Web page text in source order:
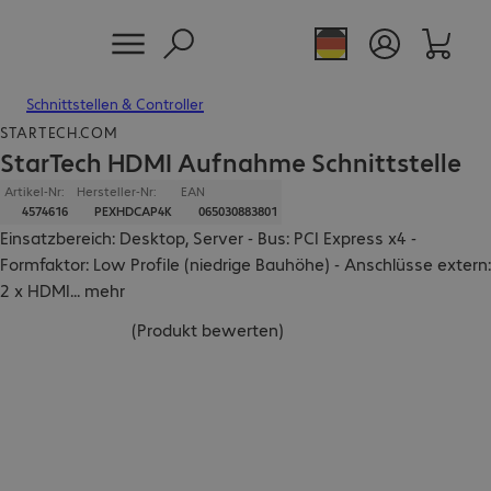
Schnittstellen & Controller
STARTECH.COM
StarTech HDMI Aufnahme Schnittstelle
Artikel-Nr:
4574616
Hersteller-Nr:
PEXHDCAP4K
EAN
065030883801
Einsatzbereich: Desktop, Server - Bus: PCI Express x4 -
Formfaktor: Low Profile (niedrige Bauhöhe) - Anschlüsse extern:
2 x HDMI... mehr
(Produkt bewerten)